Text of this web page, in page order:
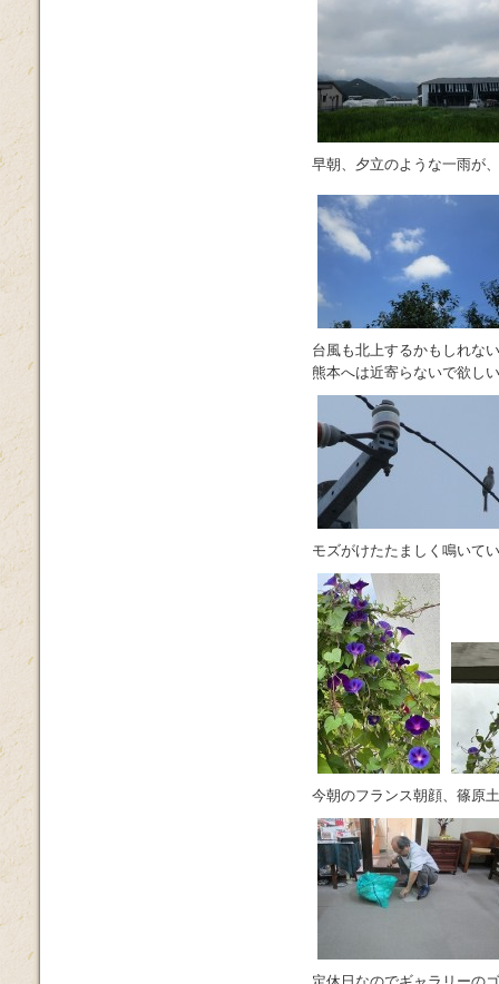
早朝、夕立のような一雨が、
台風も北上するかもしれな
熊本へは近寄らないで欲し
モズがけたたましく鳴いて
今朝のフランス朝顔、篠原